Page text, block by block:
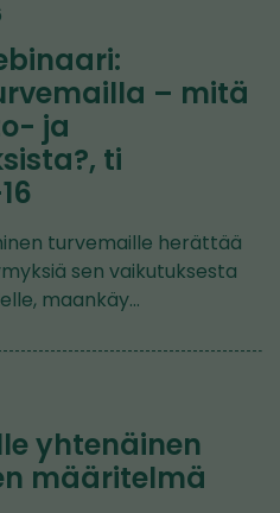
– mitä
ja
ti
turvemaille herättää
sen vaikutuksesta
maankäy…
yhtenäinen
määritelmä